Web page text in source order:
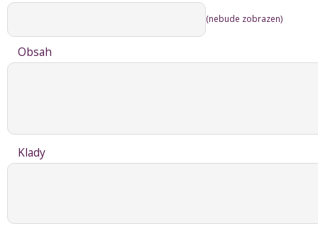
(nebude zobrazen)
Obsah
Klady